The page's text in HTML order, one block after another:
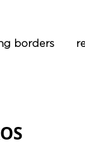
borders